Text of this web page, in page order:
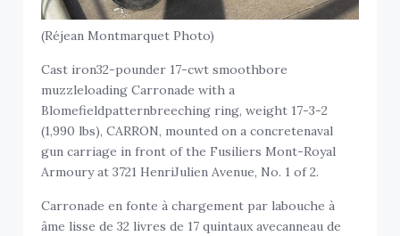
(Réjean Montmarquet Photo)
Cast iron32-pounder 17-cwt smoothbore
muzzleloading Carronade with a
Blomefieldpatternbreeching ring, weight 17-3-2
(1,990 lbs), CARRON, mounted on a concretenaval
gun carriage in front of the Fusiliers Mont-Royal
Armoury at 3721 HenriJulien Avenue, No. 1 of 2.
Carronade en fonte à chargement par labouche à
âme lisse de 32 livres de 17 quintaux avecanneau de